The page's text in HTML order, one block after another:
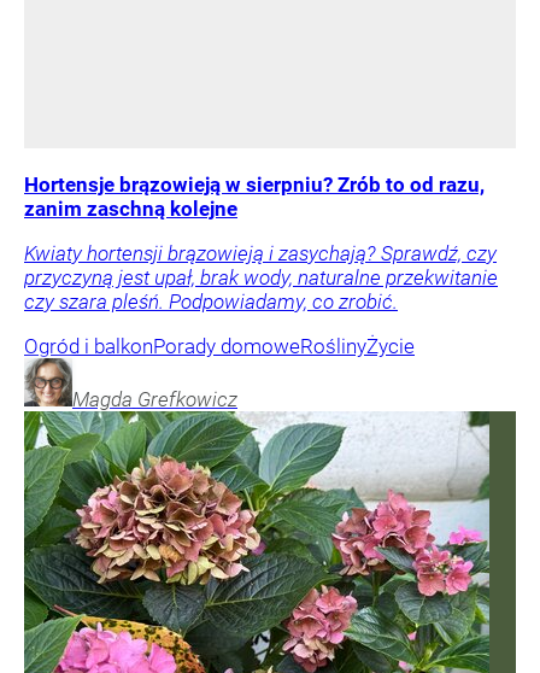
Hortensje brązowieją w sierpniu? Zrób to od razu,
zanim zaschną kolejne
Kwiaty hortensji brązowieją i zasychają? Sprawdź, czy
przyczyną jest upał, brak wody, naturalne przekwitanie
czy szara pleśń. Podpowiadamy, co zrobić.
Ogród i balkonPorady domoweRoślinyŻycie
Magda Grefkowicz